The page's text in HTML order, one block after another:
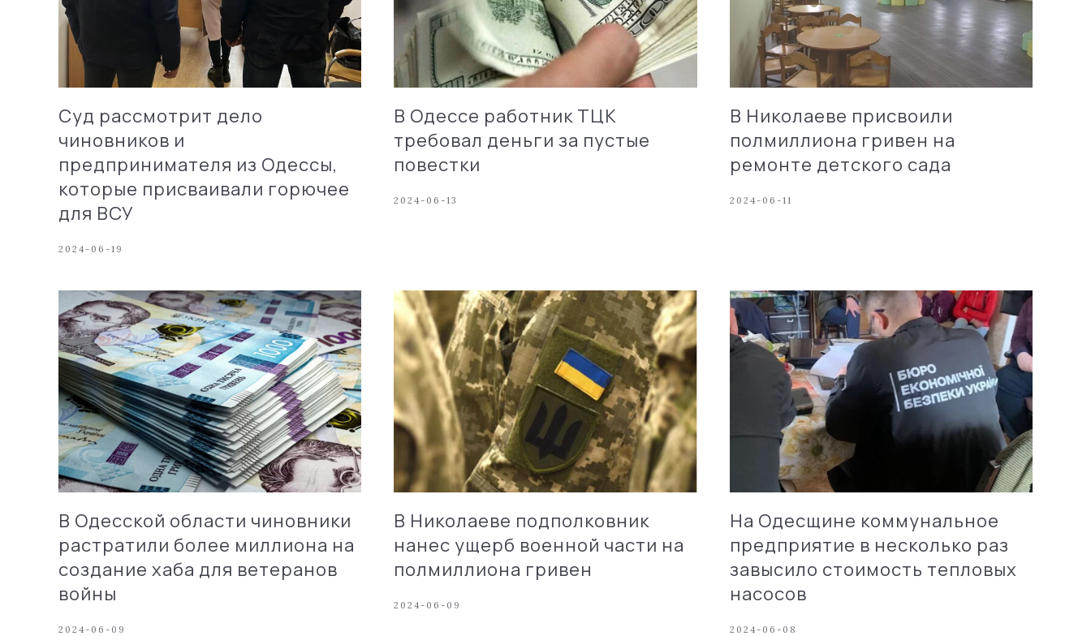
Суд рассмотрит дело
чиновников и
предпринимателя из Одессы,
которые присваивали горючее
для ВСУ
2024-06-19
В Одессе работник ТЦК
требовал деньги за пустые
повестки
2024-06-13
В Николаеве присвоили
полмиллиона гривен на
ремонте детского сада
2024-06-11
В Одесской области чиновники
растратили более миллиона на
создание хаба для ветеранов
войны
2024-06-09
В Николаеве подполковник
нанес ущерб военной части на
полмиллиона гривен
2024-06-09
На Одесщине коммунальное
предприятие в несколько раз
завысило стоимость тепловых
насосов
2024-06-08